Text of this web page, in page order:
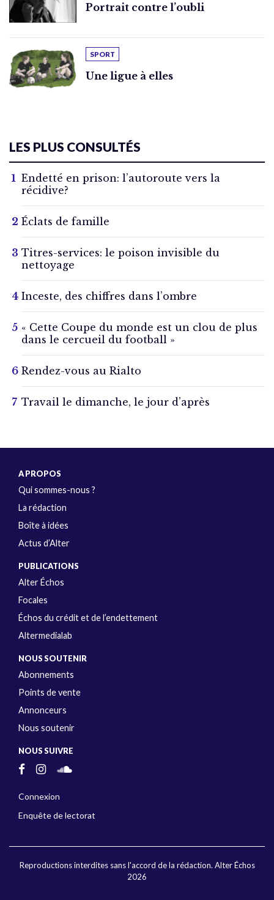
Portrait contre l’oubli
SPORT
Une ligue à elles
LES PLUS CONSULTÉS
Endetté en prison: l’autoroute vers la
récidive?
Éclats de famille
Titres-services: le poison invisible du
nettoyage
Inceste, des chiffres dans l’ombre
« Cette Coupe du monde est un clou de plus
dans le cercueil du football »
Rendez-vous au Rialto
Travail le dimanche, le jour d’après
A PROPOS
Qui sommes-nous ?
La rédaction
Boîte à idées
Actus d’Alter
PUBLICATIONS
Alter Échos
Focales
Échos du crédit et de l’endettement
Altermedialab
NOUS SOUTENIR
Abonnements
Points de vente
Annonceurs
Nous soutenir
NOUS SUIVRE
Connexion
Enquête de lectorat
Reproductions interdites sans l'accord de la rédaction. Alter Échos
2026